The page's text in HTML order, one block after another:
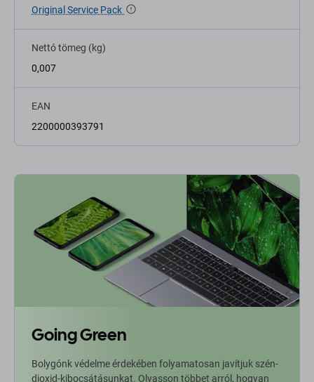
Original Service Pack
Nettó tömeg (kg)
0,007
EAN
2200000393791
Going Green
Bolygónk védelme érdekében folyamatosan javítjuk szén-
dioxid-kibocsátásunkat. Olvasson többet arról, hogyan